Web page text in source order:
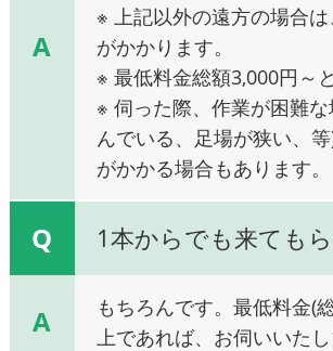
A
※ 上記以外の遠方の場合
がかかります。
※ 最低料金総額3,000円～
※ 伺った際、作業が困難
んでいる、足場が狭い、
がかかる場合もあります。
Q 1本からでも来ても
A
もちろんです。最低料金(
上であれば、お伺いいたし